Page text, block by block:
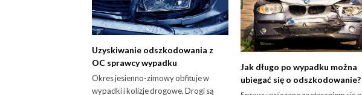
Uzyskiwanie odszkodowania z
OC sprawcy wypadku
Okres jesienno-zimowy obfituje w
wypadki i kolizje drogowe. Drogi są
Jak długo po wypadku można
ubiegać się o odszkodowanie?